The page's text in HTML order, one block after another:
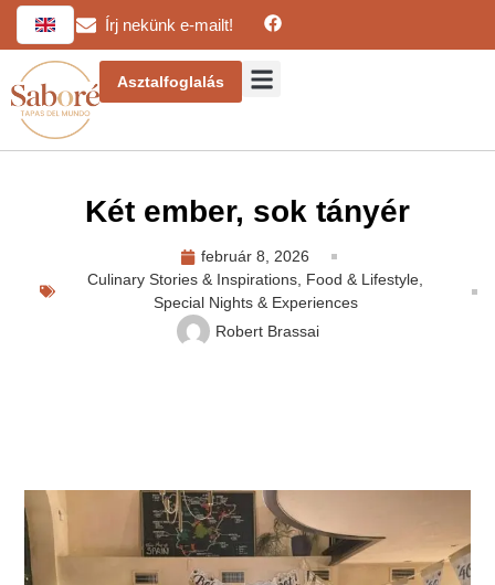
Írj nekünk e-mailt!
Asztalfoglalás
Két ember, sok tányér
február 8, 2026
Culinary Stories & Inspirations, Food & Lifestyle,
Special Nights & Experiences
Robert Brassai